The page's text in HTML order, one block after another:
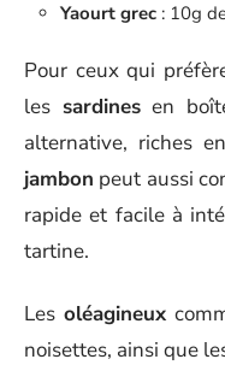
Yaourt grec : 10g
Pour ceux qui
les sardinesen
alternative, riches
jambon peut aussi
rapide et facile à
tartine.
Les oléagineux
noisettes, ainsi que